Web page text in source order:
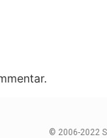
© 2006-2022